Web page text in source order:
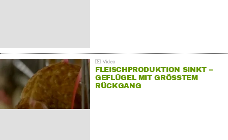
FLEISCHPRODUKTION SINKT –
GEFLÜGEL MIT GRÖSSTEM R
ÜCKGANG